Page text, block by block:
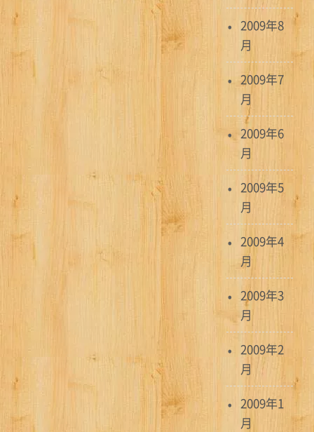
2009年8
月
2009年7
月
2009年6
月
2009年5
月
2009年4
月
2009年3
月
2009年2
月
2009年1
月